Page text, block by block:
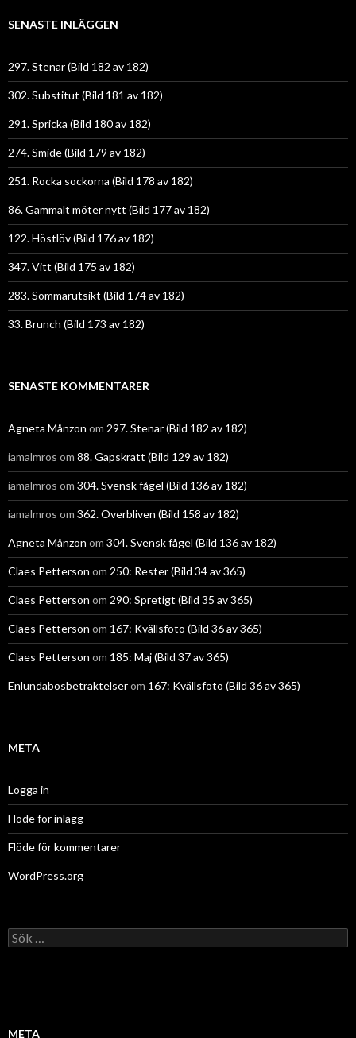
SENASTE INLÄGGEN
297. Stenar (Bild 182 av 182)
302. Substitut (Bild 181 av 182)
291. Spricka (Bild 180 av 182)
274. Smide (Bild 179 av 182)
251. Rocka sockorna (Bild 178 av 182)
86. Gammalt möter nytt (Bild 177 av 182)
122. Höstlöv (Bild 176 av 182)
347. Vitt (Bild 175 av 182)
283. Sommarutsikt (Bild 174 av 182)
33. Brunch (Bild 173 av 182)
SENASTE KOMMENTARER
Agneta Månzon om 297. Stenar (Bild 182 av 182)
iamalmros om 88. Gapskratt (Bild 129 av 182)
iamalmros om 304. Svensk fågel (Bild 136 av 182)
iamalmros om 362. Överbliven (Bild 158 av 182)
Agneta Månzon om 304. Svensk fågel (Bild 136 av 182)
Claes Petterson om 250: Rester (Bild 34 av 365)
Claes Petterson om 290: Spretigt (Bild 35 av 365)
Claes Petterson om 167: Kvällsfoto (Bild 36 av 365)
Claes Petterson om 185: Maj (Bild 37 av 365)
Enlundabosbetraktelserom 167: Kvällsfoto (Bild 36 av 365)
META
Logga in
Flöde för inlägg
Flöde för kommentarer
WordPress.org
Sök
efter:
META